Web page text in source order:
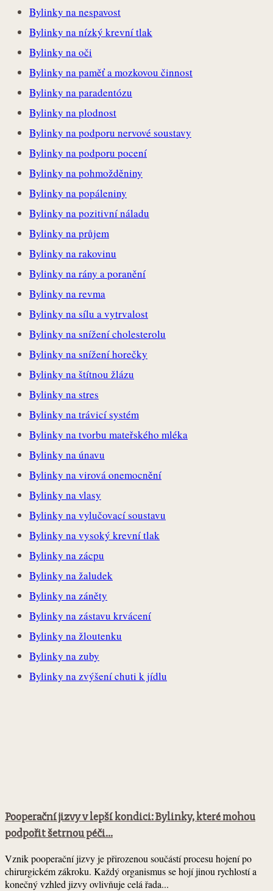
Bylinky na nespavost
Bylinky na nízký krevní tlak
Bylinky na oči
Bylinky na paměť a mozkovou činnost
Bylinky na paradentózu
Bylinky na plodnost
Bylinky na podporu nervové soustavy
Bylinky na podporu pocení
Bylinky na pohmožděniny
Bylinky na popáleniny
Bylinky na pozitivní náladu
Bylinky na průjem
Bylinky na rakovinu
Bylinky na rány a poranění
Bylinky na revma
Bylinky na sílu a vytrvalost
Bylinky na snížení cholesterolu
Bylinky na snížení horečky
Bylinky na štítnou žlázu
Bylinky na stres
Bylinky na trávicí systém
Bylinky na tvorbu mateřského mléka
Bylinky na únavu
Bylinky na virová onemocnění
Bylinky na vlasy
Bylinky na vylučovací soustavu
Bylinky na vysoký krevní tlak
Bylinky na zácpu
Bylinky na žaludek
Bylinky na záněty
Bylinky na zástavu krvácení
Bylinky na žloutenku
Bylinky na zuby
Bylinky na zvýšení chuti k jídlu
Pooperační jizvy v lepší kondici: Bylinky, které mohou
podpořit šetrnou péči...
Vznik pooperační jizvy je přirozenou součástí procesu hojení po
chirurgickém zákroku. Každý organismus se hojí jinou rychlostí a
konečný vzhled jizvy ovlivňuje celá řada...